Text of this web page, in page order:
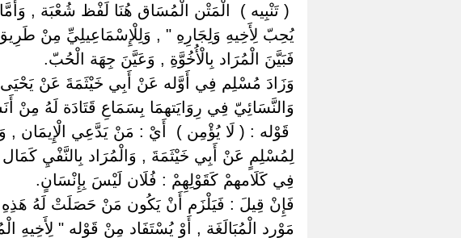
‏( تَنْبِيه ) ‏ ‏الْمَتْن الْمُسَاق هُنَا لَفْظ شُعْبَة ,
يُحِبّ لِأَخِيهِ وَلِجَارِهِ " , وَلِلْإِسْمَاعِيلِيِّ مِنْ
فَبَيَّنَ الْمُرَاد بِالْأُخُوَّةِ , وَعَيَّنَ جِهَة الْحُبّ.
وَزَادَ مُسْلِم فِي أَوَّله عَنْ أَبِي خَيْثَمَةَ عَنْ
وَالنَّسَائِيّ فِي رِوَايَتهمَا بِسَمَاعِ قَتَادَة لَهُ مِنْ
‏قَوْله : ( لَا يُؤْمِن ) ‏ ‏أَيْ : مَنْ يَدَّعِي الْإِيمَان
لِمُسْلِمٍ عَنْ أَبِي خَيْثَمَةَ , وَالْمُرَاد بِالنَّفْيِ
فِي كَلَامهمْ كَقَوْلِهِمْ : فُلَان لَيْسَ بِإِنْسَانٍ.
فَإِنْ قِيلَ : فَيَلْزَم أَنْ يَكُون مَنْ حَصَلَتْ لَهُ هَذِهِ
مَوْرِد الْمُبَالَغَة , أَوْ يُسْتَفَاد مِنْ قَوْله "